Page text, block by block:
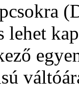
lehet